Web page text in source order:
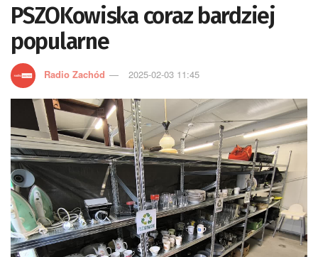
PSZOKowiska coraz bardziej
popularne
Radio Zachód 2025-02-03 11:45